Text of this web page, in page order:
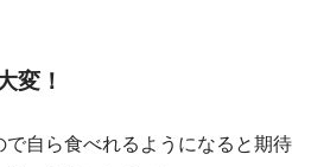
変！
自ら食べれるようになると期待